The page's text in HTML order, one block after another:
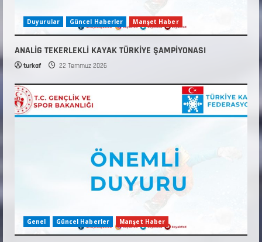
Duyurular Güncel Haberler Manşet Haber
ANALİG TEKERLEKLİ KAYAK TÜRKİYE ŞAMPİYONASI
turkaf 22 Temmuz 2026
Genel Güncel Haberler Manşet Haber